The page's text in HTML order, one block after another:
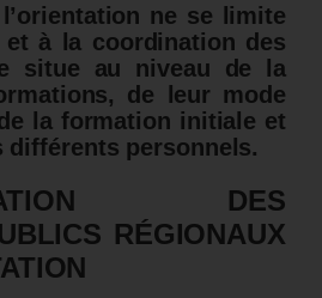
ne se limite
à la coordination des
situe au niveau de la
de leur mode
la formation initiale et
différents personnels.
DES
RÉGIONAUX